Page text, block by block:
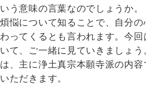
いう意味の言葉なのでしょうか。
煩悩について知ることで、自分
わってくるとも言われます。今
いて、ご一緒に見ていきましょ
は、主に浄土真宗本願寺派の内容
いただきます。